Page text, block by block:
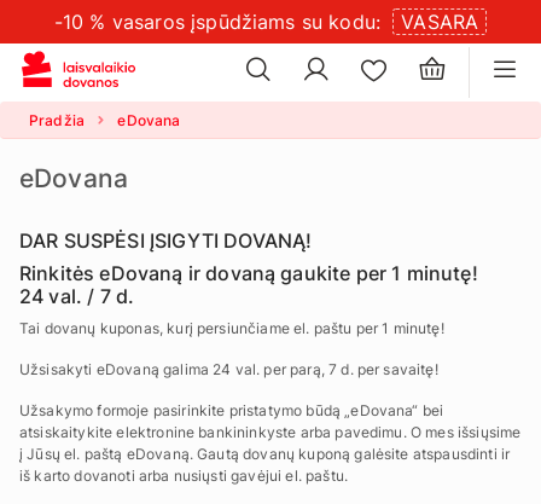
-10 % vasaros įspūdžiams su kodu: VASARA
×
Pradžia eDovana
eDovana
DAR SUSPĖSI ĮSIGYTI DOVANĄ!
Rinkitės eDovaną ir dovaną gaukite per 1 minutę!
24 val. / 7 d.
Tai dovanų kuponas, kurį persiunčiame el. paštu per 1 minutę!
Užsisakyti eDovaną galima 24 val. per parą, 7 d. per savaitę!
Užsakymo formoje pasirinkite pristatymo būdą „eDovana“ bei
atsiskaitykite elektronine bankininkyste arba pavedimu. O mes išsiųsime
į Jūsų el. paštą eDovaną. Gautą dovanų kuponą galėsite atspausdinti ir
iš karto dovanoti arba nusiųsti gavėjui el. paštu.
slapukų
nustatymus
×